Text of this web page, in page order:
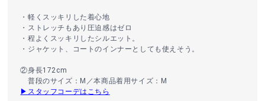
・軽くスッキリした着心地
・ストレッチもあり圧迫感はゼロ
・程よくスッキリしたシルエット。
・ジャケット、コートのインナーとしても使えそう。
②身長172cm
普段のサイズ：M／本商品着用サイズ：M
▶スタッフコーデはこちら